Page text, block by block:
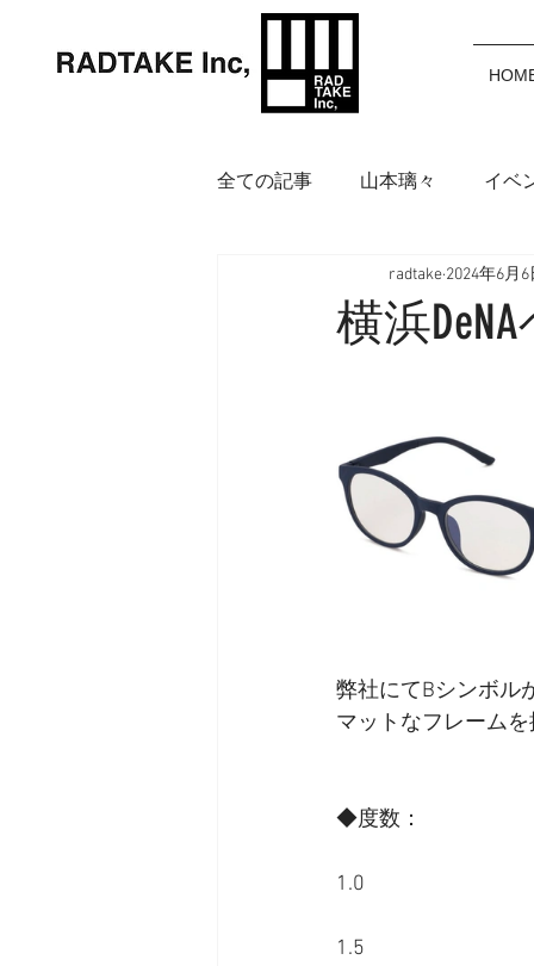
全ての記事 山本璃々 イベ
野中美波
福田カポノ瑳介 大橋空奈
横浜
radtake 2024年6月6
弊社にてBシンボル
マットなフレーム
◆度数：
1.0
1.5